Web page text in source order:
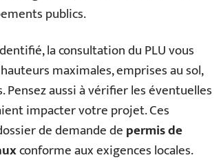
publics.
la consultation du PLU vous
maximales, emprises au sol,
aussi à vérifier les éventuelles
impacter votre projet. Ces
de demande depermis de
conforme aux exigences locales.